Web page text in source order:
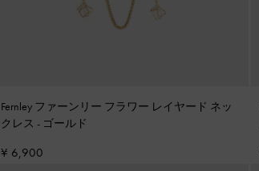
Fernley ファーンリー フラワー レイヤード ネッ
クレス - ゴールド
¥ 6,900